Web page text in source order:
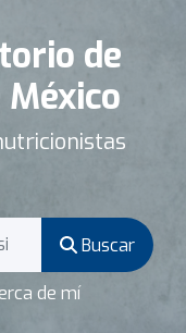
de
Buscar
de mí